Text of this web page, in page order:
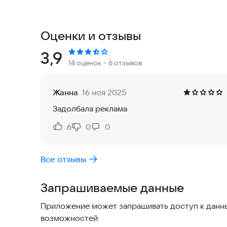
Как играть в блочный пазл? Всё очень просто
какой-либо из данных блоков под доской.
ОСОБЕННОСТИ ИГРЫ: 🏆🌟🔥
логическая игра с деревянными блоками
ваши мозги. Никаких ограничений по времени,
полная бесплатность этой увлекательной
мир веселых и интересных логических
Свяжитесь с нами
Вы можете связаться с нами в любое время
subzerointeractive1@outlook.com
Оценки и отзывы
Рейтинг:
3,9 14 оценок ・6 отзывов
Жанна 16 ноя 2025
Задолбала реклама
Нравится:
6
Не нравится:
0 0
Все отзывы
Запрашиваемые данные
Приложение может запрашивать доступ к
возможностей